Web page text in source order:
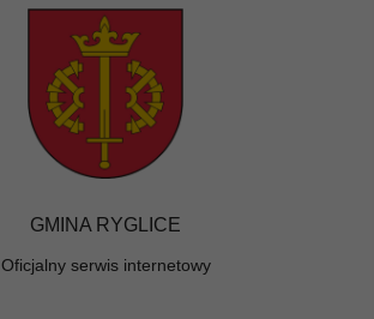
GMINA RYGLICE
Oficjalny serwis internetowy